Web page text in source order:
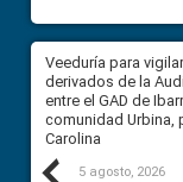
Veeduría para
derivados de la
entre el GAD de
comunidad Urbina,
Carolina
5 agosto, 2026